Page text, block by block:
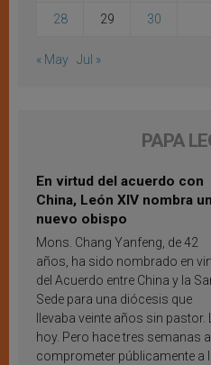
28 29 30
« May Jul »
PAPA
En virtud del acuerdo con
China, León XIV nombra un
nuevo obispo
Mons. Chang Yanfeng, de 42
años, ha sido nombrado en
del Acuerdo entre China y la
Sede para una diócesis que
llevaba veinte años sin
hoy. Pero hace tres semanas
comprometer públicamente a